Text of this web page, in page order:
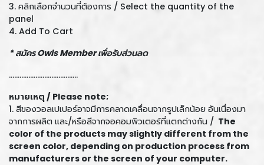
3. คลิกเลือกจำนวนที่ต้องการ / Select the quantity of the
panel
4. Add To Cart
* สมัคร Owls Member เพื่อรับส่วนลด
.......................................
หมายเหตุ / Please note;
1. สีของวอลเปเปอร์อาจมีการคลาดเคลื่อนจากรูปเล็กน้อย อันเนื่องมา
จากการผลิต และ/หรือสีจากจอคอมพิวเตอร์ที่แตกต่างกัน / The
color of the products may slightly different from the
screen color, depending on production process from
manufacturers or the screen of your computer.